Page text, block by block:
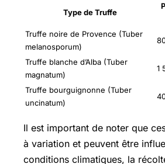
Type de Truffe
Truffe noire de Provence (Tuber
melanosporum)
Truffe blanche d’Alba (Tuber
magnatum)
1
Truffe bourguignonne (Tuber
uncinatum)
Il est important de noter que
à variation et peuvent être
conditions climatiques, la